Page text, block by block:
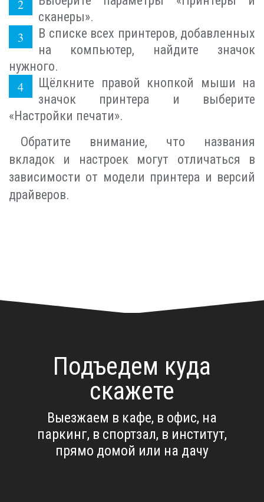
сканеры».
В списке всех принтеров, добавленных
на компьютер, найдите значок
нужного.
Щёлкните правой кнопкой мыши на
значок принтера и выберите
«Настройки печати».
Обратите внимание, что названия
вкладок и настроек могут отличаться в
зависимости от модели принтера и версий
драйверов.
Подъедем куда
скажете
Выезжаем в кафе, в офис, на
паркинг, в спортзал, в институт,
прямо домой или на дачу